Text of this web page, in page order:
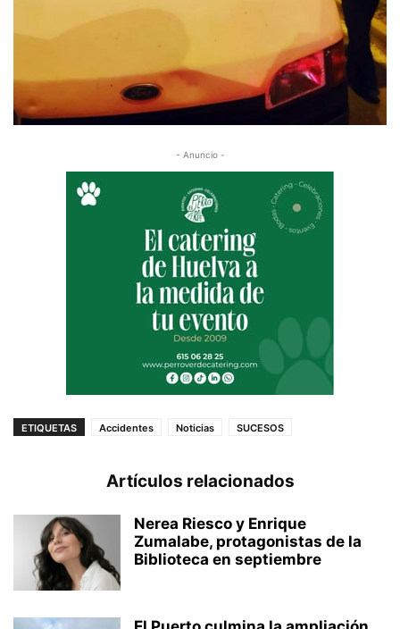
- Anuncio -
ETIQUETAS Accidentes Noticias SUCESOS
Artículos relacionados
Nerea Riesco y Enrique
Zumalabe, protagonistas de la
Biblioteca en septiembre